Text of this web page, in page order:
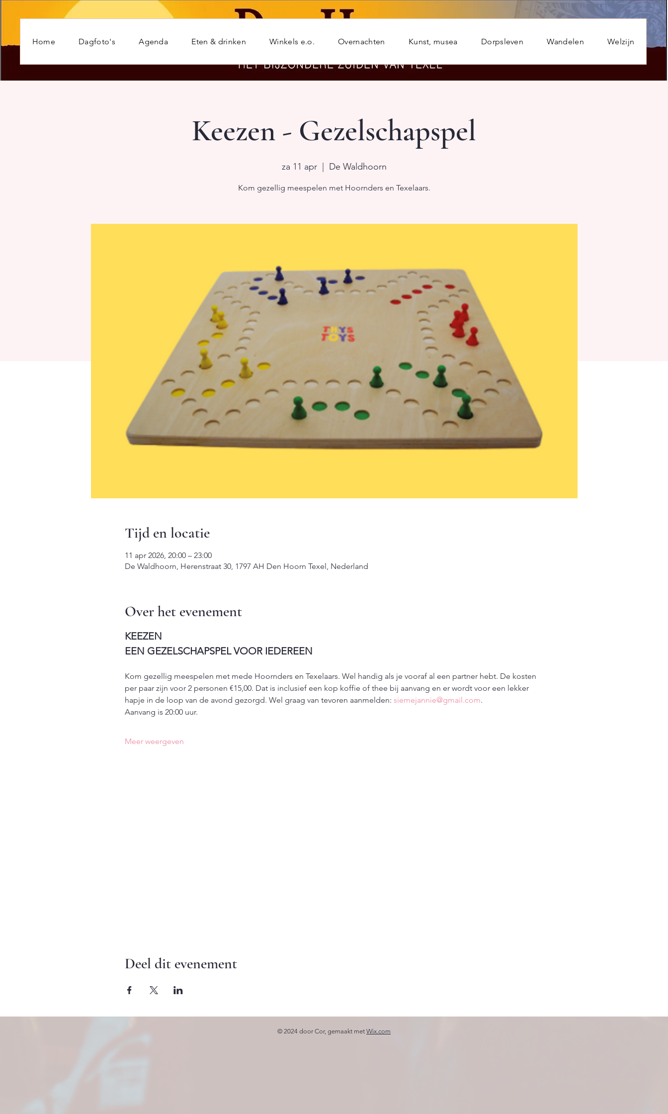
Home Dagfoto's Agenda Eten & drinken Winkels e.o. Overnachten Kunst, musea Dorpsleven Wandelen Welzijn
Keezen - Gezelschapspel
za 11 apr
  |
De Waldhoorn
Kom gezellig meespelen met Hoornders en Texelaars.
Tijd en locatie
11 apr 2026, 20:00 – 23:00
De Waldhoorn, Herenstraat 30, 1797 AH Den Hoorn Texel, Nederland
Over het evenement
KEEZEN
EEN GEZELSCHAPSPEL VOOR IEDEREEN
Kom gezellig meespelen met mede Hoornders en Texelaars. Wel handig als je vooraf al een partner hebt. De kosten
per paar zijn voor 2 personen €15,00. Dat is inclusief een kop koffie of thee bij aanvang en er wordt voor een lekker
hapje in de loop van de avond gezorgd. Wel graag van tevoren aanmelden: siemejannie@gmail.com.
Aanvang is 20:00 uur.
Meer weergeven
Deel dit evenement
© 2024 door Cor, gemaakt met Wix.com